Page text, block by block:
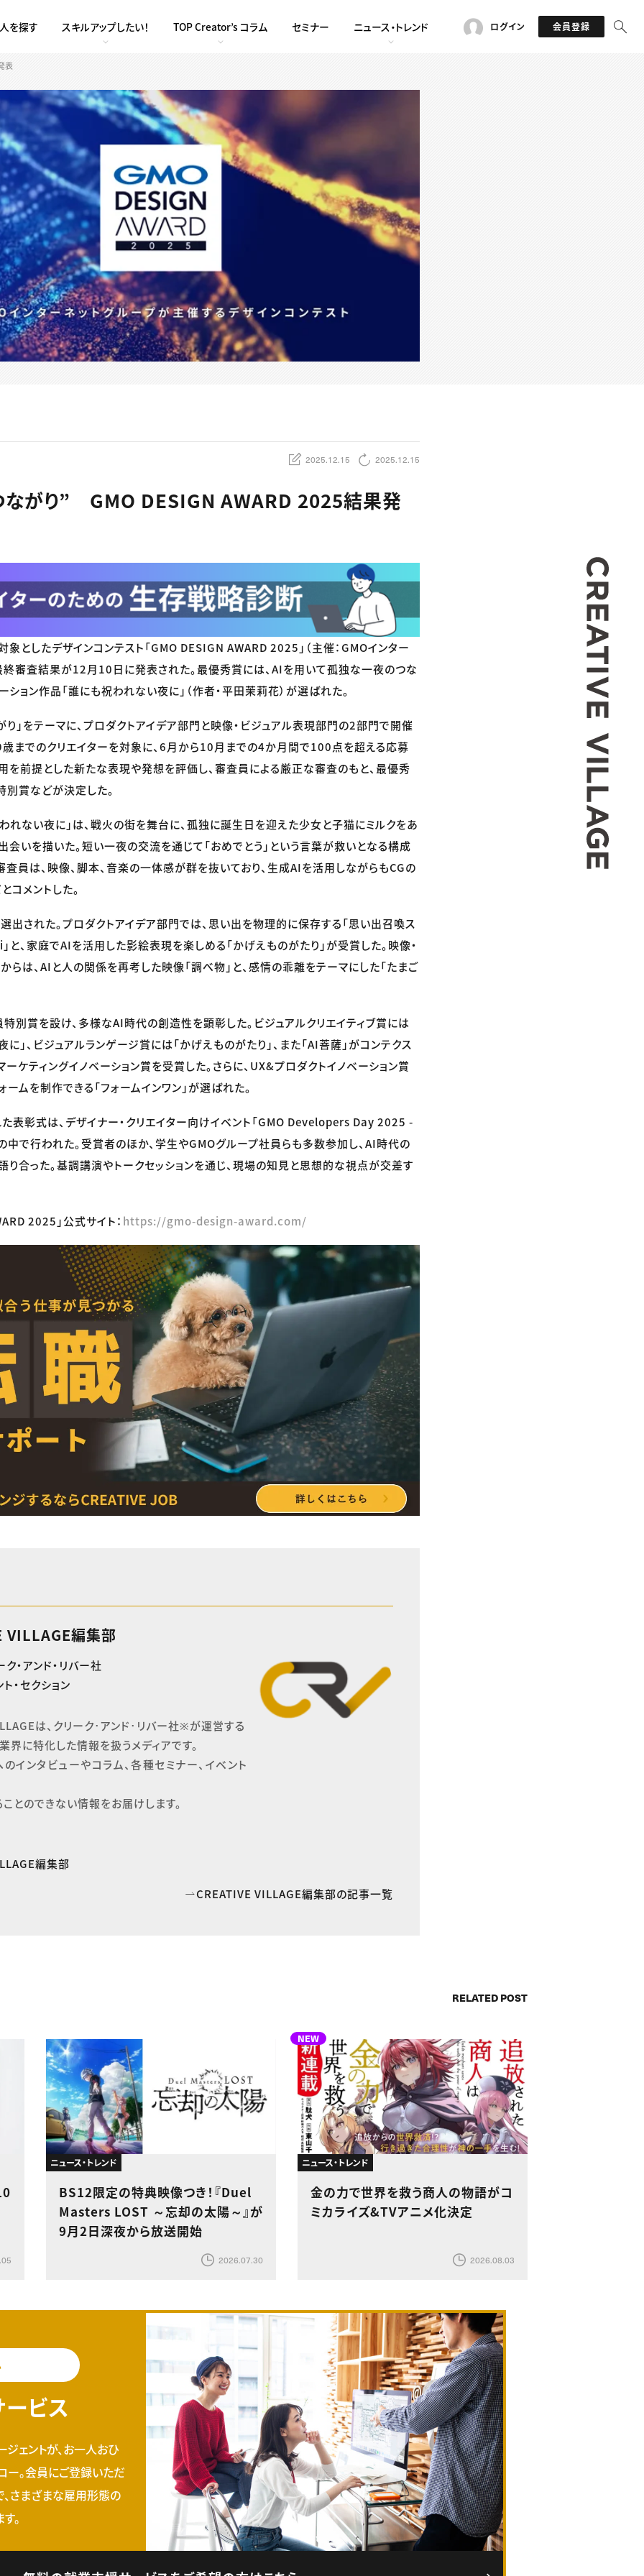
を探す スキルアップしたい！ TOP Creator’s コラム セミナー ニュース・トレンド ログイン 会員登録
表
2025.12.15 2025.12.15
ながり” GMO DESIGN AWARD 2025結果発
象としたデザインコンテスト「GMO DESIGN AWARD 2025」（主催：GMOインター
終審査結果が12月10日に発表された。最優秀賞には、AIを用いて孤独な一夜のつな
ション作品「誰にも祝われない夜に」（作者・平田茉莉花）が選ばれた。
り」をテーマに、プロダクトアイデア部門と映像・ビジュアル表現部門の2部門で開催
までのクリエイターを対象に、6月から10月までの4か月間で100点を超える応募
を前提とした新たな表現や発想を評価し、審査員による厳正な審査のもと、最優秀
別賞などが決定した。
れない夜に」は、戦火の街を舞台に、孤独に誕生日を迎えた少女と子猫にミルクをあ
会いを描いた。短い一夜の交流を通じて「おめでとう」という言葉が救いとなる構成
査員は、映像、脚本、音楽の一体感が群を抜いており、生成AIを活用しながらもCGの
コメントした。
出された。プロダクトアイデア部門では、思い出を物理的に保存する「思い出召喚ス
、家庭でAIを活用した影絵表現を楽しめる「かげえものがたり」が受賞した。映像・
らは、AIと人の関係を再考した映像「調べ物」と、感情の乖離をテーマにした「たまご
別賞を設け、多様なAI時代の創造性を顕彰した。ビジュアルクリエイティブ賞には
」、ビジュアルランゲージ賞には「かげえものがたり」、また「AI菩薩」がコンテクス
ーケティングイノベーション賞を受賞した。さらに、UX&プロダクトイノベーション賞
ムを制作できる「フォームインワン」が選ばれた。
表彰式は、デザイナー・クリエイター向けイベント「GMO Developers Day 2025 -
で行われた。受賞者のほか、学生やGMOグループ社員らも多数参加し、AI時代の
り合った。基調講演やトークセッションを通じ、現場の知見と思想的な視点が交差す
2025」公式サイト： https://gmo-design-award.com/
VILLAGE編集部
・アンド・リバー社
・セクション
は、クリーク･アンド･リバー社※が運営する
界に特化した情報を扱うメディアです。
インタビューやコラム、各種セミナー、イベント
とのできない情報をお届けします。
編集部
CREATIVE VILLAGE編集部の記事一覧
RELATED POST
ニュース・トレンド
BS12限定の特典映像つき！『Duel
Masters LOST ～忘却の太陽～』が
9月2日深夜から放送開始
2026.07.30
NEW
ニュース・トレンド
金の力で世界を救う商人の物語がコ
ミカライズ&TVアニメ化決定
2026.08.03
ビス
ェントが、お一人おひ
ー。会員にご登録いただ
、さまざまな雇用形態の
。